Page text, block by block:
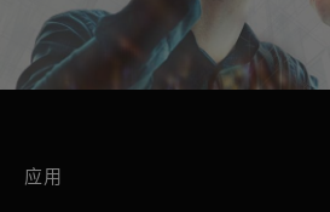
应用